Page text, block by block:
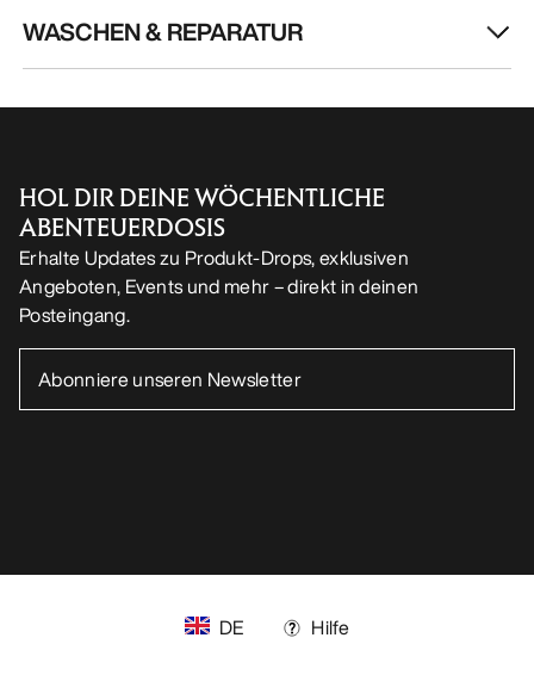
WASCHEN & REPARATUR
HOL DIR DEINE WÖCHENTLICHE
ABENTEUERDOSIS
Erhalte Updates zu Produkt-Drops, exklusiven
Angeboten, Events und mehr – direkt in deinen
Posteingang.
DE Hilfe